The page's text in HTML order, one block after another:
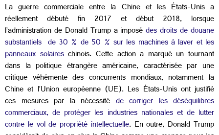
La guerre commerciale entre la Chine et les États-Unis a
réellement débuté fin 2017 et début 2018, lorsque
l’administration de Donald Trump a imposédes droits de douane
substantiels de 30 % de 50 % sur les machines à laver et les
panneaux solaireschinois. Cette action a marqué un tournant
dans la politique étrangère américaine, caractérisée par une
critique véhémente des concurrents mondiaux, notamment la
Chine et l’Union européenne (UE). Les États-Unis ont justifié
ces mesures par la nécessité de corriger les déséquilibres
commerciaux, de protéger les industries nationales et de lutter
contre le vol de propriété intellectuelle. En outre, Donald Trump